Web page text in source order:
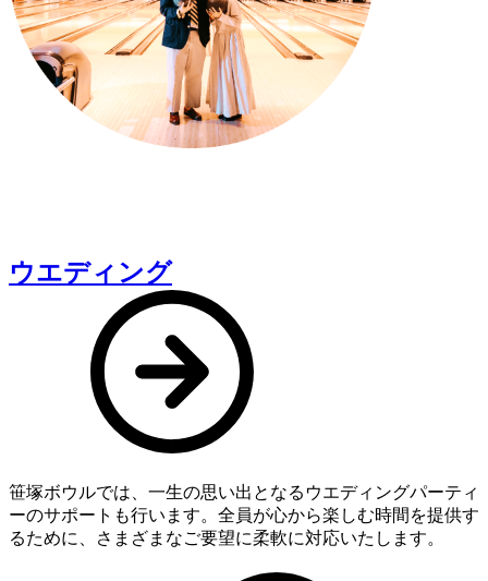
ウエディング
笹塚ボウルでは、一生の思い出となるウエディングパーティ
ーのサポートも行います。全員が心から楽しむ時間を提供す
るために、さまざまなご要望に柔軟に対応いたします。